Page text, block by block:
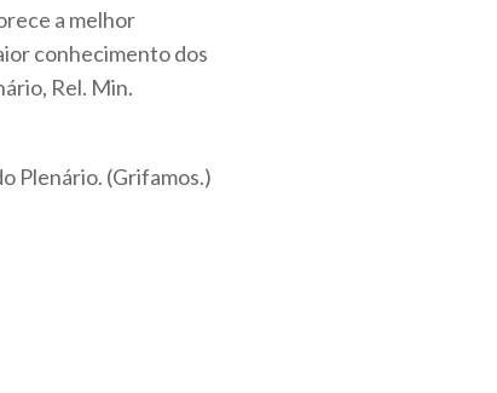
a melhor
conhecimento dos
Rel. Min.
Plenário. (Grifamos.)